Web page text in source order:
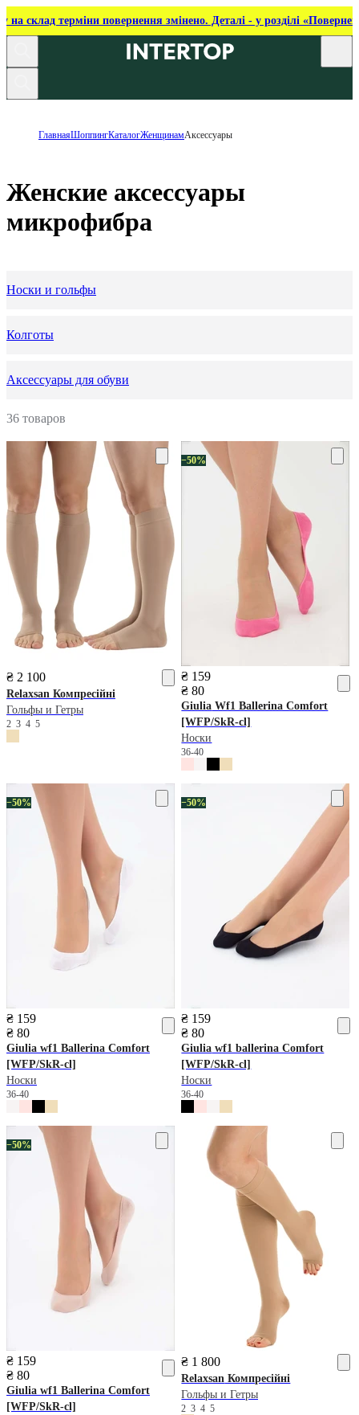
на склад терміни повернення змінено. Деталі - у розділі
ГлавнаяШоппингКаталогЖенщинамАксессуары
Женские аксессуары
микрофибра
Носки и гольфы
Колготы
Аксессуары для обуви
36 товаров
₴ 2 100
Relaxsan Компресійні
Гольфы и Гетры
2 3 4 5
−50%
₴ 159
₴ 80
Giulia Wf1 Ballerina Comfort
[WFP/SkR-cl]
Носки
36-40
−50%
₴ 159
₴ 80
Giulia wf1 Ballerina Comfort
[WFP/SkR-cl]
Носки
36-40
−50%
₴ 159
₴ 80
Giulia wf1 ballerina Comfort
[WFP/SkR-cl]
Носки
36-40
−50%
₴ 159
₴ 80
Giulia wf1 Ballerina Comfort
[WFP/SkR-cl]
₴ 1 800
Relaxsan Компресійні
Гольфы и Гетры
2345